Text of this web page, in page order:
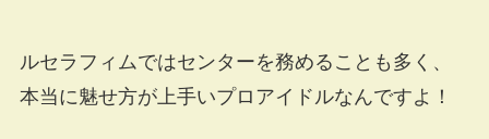
ルセラフィムではセンターを務めることも多く、
本当に魅せ方が上手いプロアイドルなんですよ！